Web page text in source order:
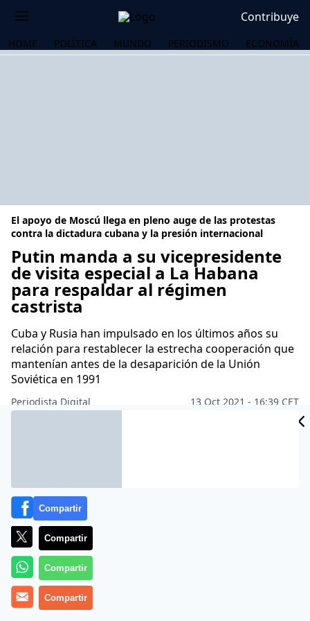
Contribuye
HOME POLÍTICA MUNDO PERIODISMO ECONOMÍA
El apoyo de Moscú llega en pleno auge de las protestas
contra la dictadura cubana y la presión internacional
Putin manda a su vicepresidente
de visita especial a La Habana
para respaldar al régimen
castrista
Cuba y Rusia han impulsado en los últimos años su
relación para restablecer la estrecha cooperación que
mantenían antes de la desaparición de la Unión
Soviética en 1991
Periodista Digital
13 Oct 2021 - 16:39 CET
Compartir
Compartir
Compartir
Compartir